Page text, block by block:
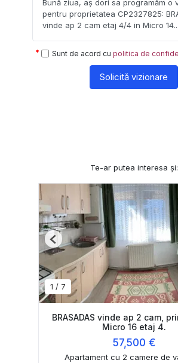
Sunt de acord cu politica de
Solicită vizionare
Te-ar putea interesa și:
1 / 7
Previous
BRASADAS vinde ap 2 cam,
Micro 16 etaj 4.
57,500 €
Apartament cu 2 camere de